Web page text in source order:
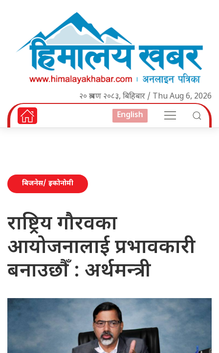
२० श्रावण २०८३, बिहिबार / Thu Aug 6, 2026
English
बिजनेस/ इकोनोमी
राष्ट्रिय गौरवका
आयोजनालाई प्रभावकारी
बनाउछौँ : अर्थमन्त्री